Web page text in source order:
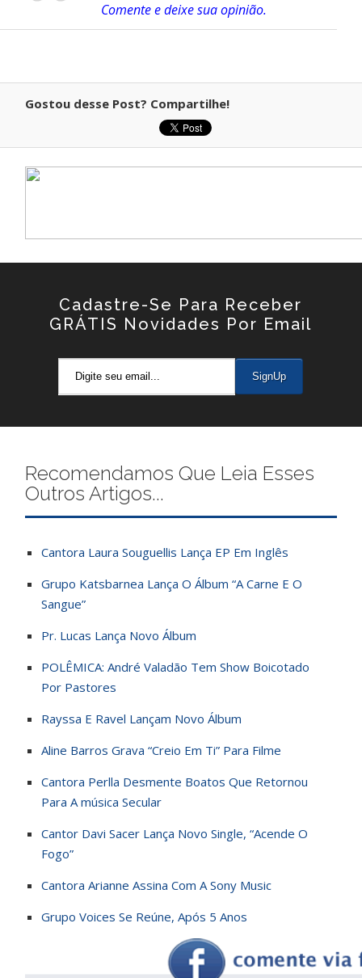
Comente e deixe sua opinião.
Gostou desse Post? Compartilhe!
Cadastre-Se Para Receber
GRÁTIS Novidades Por Email
Recomendamos Que Leia Esses
Outros Artigos...
Cantora Laura Souguellis Lança EP Em Inglês
Grupo Katsbarnea Lança O Álbum “A Carne E O
Sangue”
Pr. Lucas Lança Novo Álbum
POLÊMICA: André Valadão Tem Show Boicotado
Por Pastores
Rayssa E Ravel Lançam Novo Álbum
Aline Barros Grava “Creio Em Ti” Para Filme
Cantora Perlla Desmente Boatos Que Retornou
Para A música Secular
Cantor Davi Sacer Lança Novo Single, “Acende O
Fogo”
Cantora Arianne Assina Com A Sony Music
Grupo Voices Se Reúne, Após 5 Anos